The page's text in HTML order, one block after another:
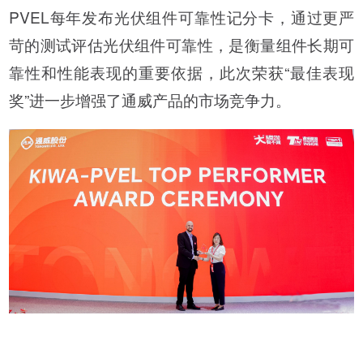
PVEL每年发布光伏组件可靠性记分卡，通过更严
苛的测试评估光伏组件可靠性，是衡量组件长期可
靠性和性能表现的重要依据，此次荣获“最佳表现
奖”进一步增强了通威产品的市场竞争力。